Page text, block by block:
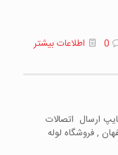
0 اطلاعات بیشتر
ارسال اتصالات
, فروشگاه لوله